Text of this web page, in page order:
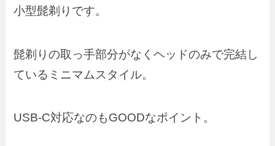
小型髭剃りです。
髭剃りの取っ手部分がなくヘッドのみで完結し
ているミニマムスタイル。
USB-C対応なのもGOODなポイント。